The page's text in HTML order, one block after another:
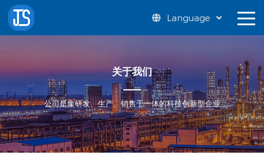
Language
关于我们
公司是集研发、生产、销售于一体的科技创新型企业